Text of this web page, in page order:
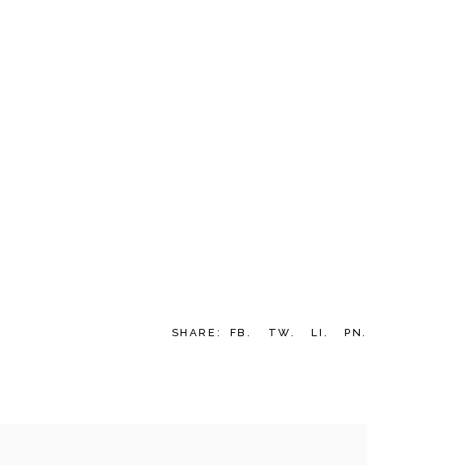
SHARE: FB. TW. LI. PN.